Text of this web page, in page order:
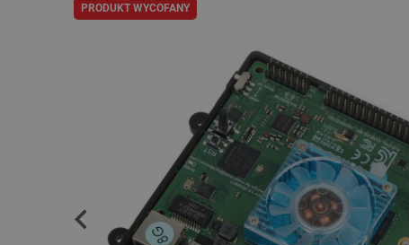
PRODUKT WYCOFANY